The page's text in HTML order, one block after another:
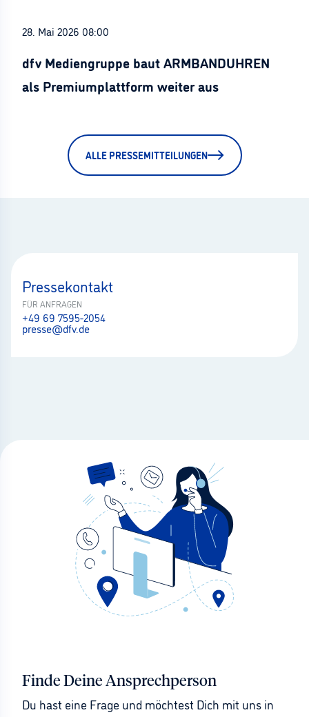
28. Mai 2026 08:00
dfv Mediengruppe baut ARMBANDUHREN
als Premiumplattform weiter aus
ALLE PRESSEMITTEILUNGEN
Pressekontakt
FÜR ANFRAGEN
+49 69 7595-2054
presse@dfv.de
Finde Deine Ansprechperson
Du hast eine Frage und möchtest Dich mit uns in